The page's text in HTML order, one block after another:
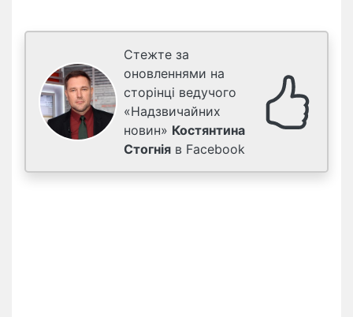
Стежте за
оновленнями на
сторінці ведучого
«Надзвичайних
новин» Костянтина
Стогнія в Facebook